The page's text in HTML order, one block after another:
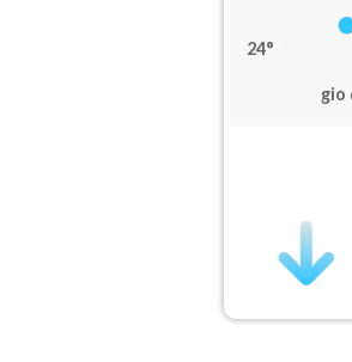
24°
gio